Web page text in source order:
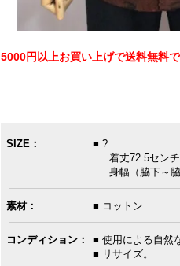
5000円以上お買い上げで送料無料
SIZE：
■ ?
着丈72.5センチ
身幅（脇下～脇
素材： ■ コットン
コンディション：
■ 使用による自然
■ リサイズ。